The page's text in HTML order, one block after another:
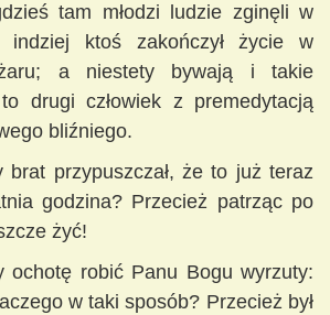
tam młodzi ludzie zginęli w
indziej ktoś zakończył życie w
a niestety bywają i takie
drugi człowiek z premedytacją
bliźniego.
brat przypuszczał, że to już teraz
godzina? Przecież patrząc po
żyć!
ochotę robić Panu Bogu wyrzuty:
w taki sposób? Przecież był